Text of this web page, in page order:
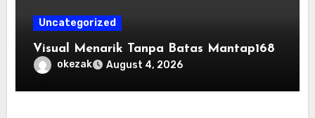
Uncategorized
Visual Menarik Tanpa Batas Mantap168
okezak August 4, 2026